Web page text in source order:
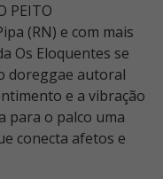
PEITO
(RN) e com mais
Os Eloquentes se
doreggae autoral
e a vibração
para o palco uma
conecta afetos e